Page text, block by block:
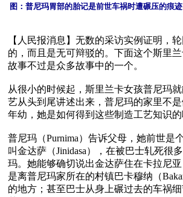
图：普尼玛胃部的胎记是前世车祸时遭碾压的痕迹
【人民报消息】无数的采访实例证明，
的，而且是无可辩驳的。下面这个斯里
故事不过是众多故事中的一个。
从很小的时候起，斯里兰卡女孩普尼玛
艺从头到尾讲述出来，普尼玛的家里不
年幼，她是如何得到这些制造工艺知识的
普尼玛（Purnima）告诉父母，她前世是
叫金达萨（Jinidasa），在被巴士轧死很
玛。她能够确切说出金达萨住在卡拉尼亚
是离普尼玛家所在的村镇巴卡穆纳（
的地方；甚至巴士从身上碾过去的车祸